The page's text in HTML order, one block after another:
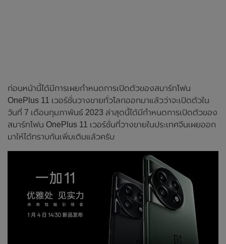
ก่อนหน้านี้ได้มีการเผยกำหนดการเปิดตัวของสมาร์ทโฟน
OnePlus 11 เวอร์ชั่นวางขายทั่วโลกออกมาแล้วว่าจะเปิดตัวใน
วันที่ 7 เดือนกุมภาพันธ์ 2023 ล่าสุดนี้ได้มีกำหนดการเปิดตัวของ
สมาร์ทโฟน OnePlus 11 เวอร์ชั่นที่วางขายในประเทศจีนเผยออก
มาให้ได้ทราบกันเพิ่มเติมแล้วครับ